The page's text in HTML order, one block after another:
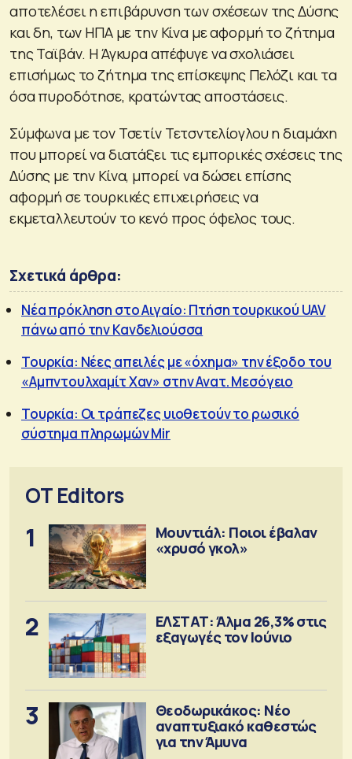
αποτελέσει η επιβάρυνση των σχέσεων της Δύσης
και δη, των ΗΠΑ με την Κίνα με αφορμή το ζήτημα
της Ταϊβάν. Η Άγκυρα απέφυγε να σχολιάσει
επισήμως το ζήτημα της επίσκεψης Πελόζι και τα
όσα πυροδότησε, κρατώντας αποστάσεις.
Σύμφωνα με τον Τσετίν Τετσντελίογλου η διαμάχη
που μπορεί να διατάξει τις εμπορικές σχέσεις της
Δύσης με την Κίνα, μπορεί να δώσει επίσης
αφορμή σε τουρκικές επιχειρήσεις να
εκμεταλλευτούν το κενό προς όφελος τους.
Σχετικά άρθρα:
Νέα πρόκληση στο Αιγαίο: Πτήση τουρκικού UAV
πάνω από την Κανδελιούσσα
Τουρκία: Νέες απειλές με «όχημα» την έξοδο του
«Αμπντουλχαμίτ Χαν» στην Ανατ. Μεσόγειο
Τουρκία: Οι τράπεζες υιοθετούν το ρωσικό
σύστημα πληρωμών Mir
OT Editors
1
Μουντιάλ: Ποιοι έβαλαν
«χρυσό γκολ»
2
ΕΛΣΤΑΤ: Άλμα 26,3% στις
εξαγωγές τον Ιούνιο
3
Θεοδωρικάκος: Νέο
αναπτυξιακό καθεστώς
για την Άμυνα